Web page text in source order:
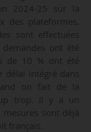
2024-25 sur la
des plateformes.
sont effectuées
ont été
de 10 % ont été
délai intégré dans
on fait de la
trop. Il y a un
sont déjà
français.